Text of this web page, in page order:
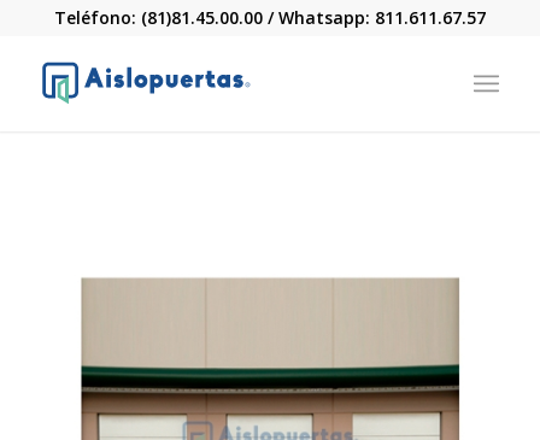
Teléfono: (81)81.45.00.00 / Whatsapp: 811.611.67.57